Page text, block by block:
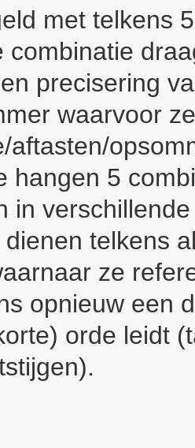
met telkens
combinatie
precisering
waarvoor
aftasten/
hangen 5
in
telkens
ze
opnieuw een
orde leidt